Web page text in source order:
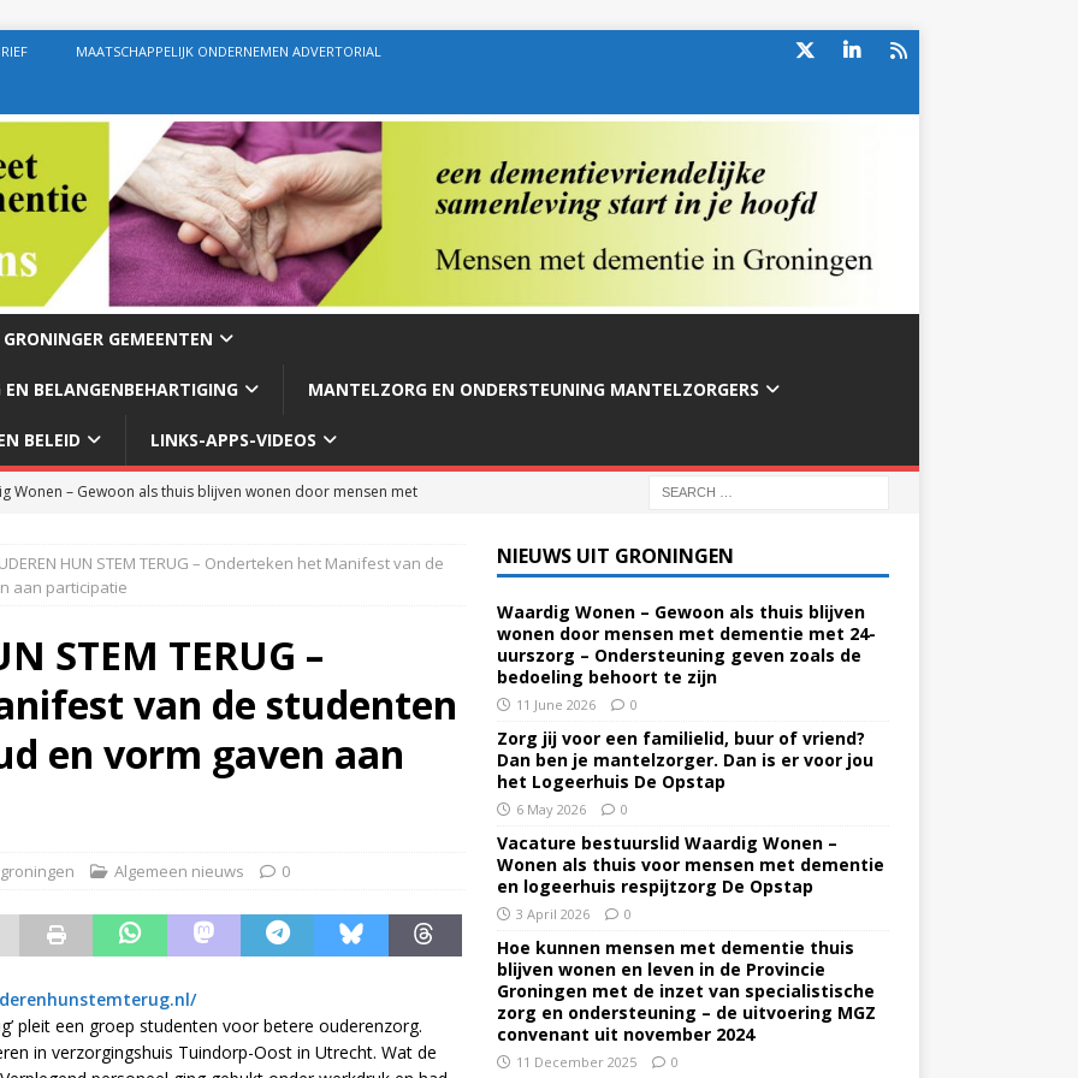
MAATSCHAPPELIJK ONDERNEMEN ADVERTORIAL
GEMEENTEN
BELANGENBEHARTIGING MANTELZORG EN ONDERSTEUNING MANTELZORGERS
BELEID LINKS-APPS-VIDEOS
Wonen – Gewoon als thuis blijven wonen door mensen met
De Opstap
GRONINGEN
Mei 2026 – Mensen met dementie in Groningen
ALGEMEEN
April 2026 – Mensen met dementie in Groningen
Juni-Juli 2026 – Mensen met dementie in Groningen
HUN STEM TERUG – Onderteken het Manifest van de
aan participatie
STEM TERUG –
van de studenten
en vorm gaven aan
Algemeen nieuws 0
pleit een groep studenten voor betere ouderenzorg.
in verzorgingshuis Tuindorp-Oost in Utrecht. Wat de
NIEUWS UIT GRONINGEN
Waardig Wonen – Gewoon als thuis blijven
wonen door mensen met dementie met 24-
uurszorg – Ondersteuning geven zoals de
bedoeling behoort te zijn
11 June 2026 0
Zorg jij voor een familielid, buur of vriend?
Dan ben je mantelzorger. Dan is er voor jou
het Logeerhuis De Opstap
6 May 2026 0
Vacature bestuurslid Waardig Wonen –
Wonen als thuis voor mensen met dementie
en logeerhuis respijtzorg De Opstap
3 April 2026 0
Hoe kunnen mensen met dementie thuis
blijven wonen en leven in de Provincie
Groningen met de inzet van specialistische
zorg en ondersteuning – de uitvoering MGZ
convenant uit november 2024
11 December 2025 0